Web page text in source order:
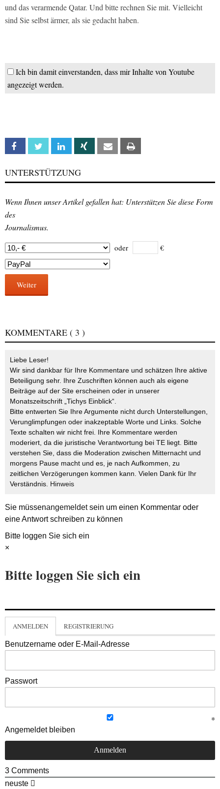
und das verarmende Qatar. Und bitte rechnen Sie mit. Vielleicht
sind Sie selbst ärmer, als sie gedacht haben.
Ich bin damit einverstanden, dass mir Inhalte von Youtube
angezeigt werden.
Facebook Twitter Linkedin Xing Email
UNTERSTÜTZUNG
Wenn Ihnen unser Artikel gefallen hat: Unterstützen Sie diese Form
des
Journalismus.
oder €
Weiter
KOMMENTARE ( 3 )
Liebe Leser!
Wir sind dankbar für Ihre Kommentare und schätzen Ihre aktive
Beteiligung sehr. Ihre Zuschriften können auch als eigene
Beiträge auf der Site erscheinen oder in unserer
Monatszeitschrift „Tichys Einblick“.
Bitte entwerten Sie Ihre Argumente nicht durch Unterstellungen,
Verunglimpfungen oder inakzeptable Worte und Links. Solche
Texte schalten wir nicht frei. Ihre Kommentare werden
moderiert, da die juristische Verantwortung bei TE liegt. Bitte
verstehen Sie, dass die Moderation zwischen Mitternacht und
morgens Pause macht und es, je nach Aufkommen, zu
zeitlichen Verzögerungen kommen kann. Vielen Dank für Ihr
Verständnis. Hinweis
Sie müssenangemeldetsein um einen Kommentar oder
eine Antwort schreiben zu können
Bitte loggen Sie sich ein
×
Bitte loggen Sie sich ein
ANMELDEN REGISTRIERUNG
Benutzername oder E-Mail-Adresse
Passwort
Angemeldet bleiben
3 Comments
neuste